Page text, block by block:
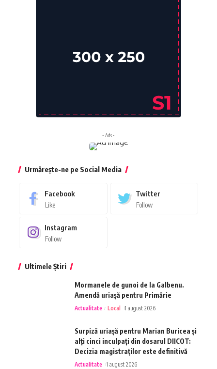
- Ads -
Urmărește-ne pe Social Media
Facebook
Like
Twitter
Follow
Instagram
Follow
Ultimele Știri
Mormanele de gunoi de la Galbenu.
Amendă uriașă pentru Primărie
Actualitate Local 1 august 2026
Surpiză uriașă pentru Marian Buricea și
alți cinci inculpați din dosarul DIICOT:
Decizia magistraților este definitivă
Actualitate 1 august 2026